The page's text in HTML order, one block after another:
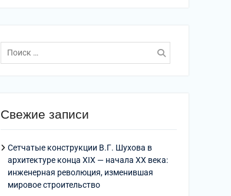
Поиск
по:
Свежие записи
Сетчатые конструкции В.Г. Шухова в
архитектуре конца XIX — начала XX века:
инженерная революция, изменившая
мировое строительство